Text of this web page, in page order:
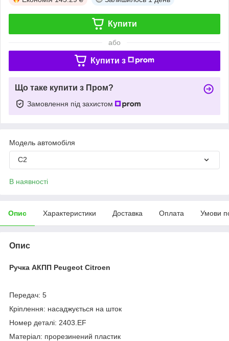
Купити
або
Купити з
Що таке купити з Пром?
Замовлення під захистом
Модель автомобіля
C2
В наявності
Опис Характеристики Доставка Оплата Умови
Опис
Ручка АКПП Peugeot Citroen
Передач: 5
Кріплення: насаджується на шток
Номер деталі: 2403.EF
Матеріал: прорезинений пластик